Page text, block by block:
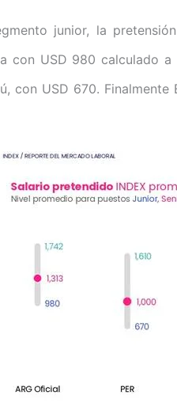
junior, la
con USD 980 calculado
con USD 670.